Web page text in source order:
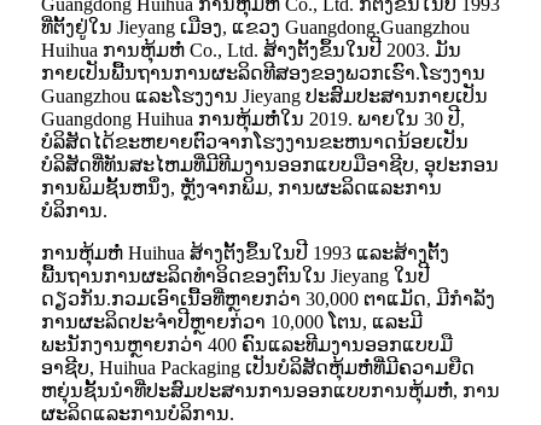
ທີ່​ຕັ້ງ​ຢູ່​ໃນ Jieyang ເມືອງ​, ແຂວງ Guangdong​.Guangzhou
Huihua ການຫຸ້ມຫໍ່ Co., Ltd. ສ້າງຕັ້ງຂຶ້ນໃນປີ 2003. ມັນ
ກາຍເປັນພື້ນຖານການຜະລິດທີສອງຂອງພວກເຮົາ.ໂຮງງານ
Guangzhou ແລະໂຮງງານ Jieyang ປະສົມປະສານກາຍເປັນ
Guangdong Huihua ການຫຸ້ມຫໍ່ໃນ 2019. ພາຍໃນ 30 ປີ,
ບໍລິສັດໄດ້ຂະຫຍາຍຕົວຈາກໂຮງງານຂະຫນາດນ້ອຍເປັນ
ບໍລິສັດທີ່ທັນສະໄຫມທີ່ມີທີມງານອອກແບບມືອາຊີບ, ອຸປະກອນ
ການພິມຊັ້ນຫນຶ່ງ, ຫຼັງຈາກພິມ, ການຜະລິດແລະການ
ບໍລິການ.
ການຫຸ້ມຫໍ່ Huihua ສ້າງຕັ້ງຂຶ້ນໃນປີ 1993 ແລະສ້າງຕັ້ງ
ພື້ນຖານການຜະລິດທໍາອິດຂອງຕົນໃນ Jieyang ໃນປີ
ດຽວກັນ.ກວມເອົາເນື້ອທີ່ຫຼາຍກວ່າ 30,000 ຕາແມັດ, ມີກໍາລັງ
ການຜະລິດປະຈໍາປີຫຼາຍກ່ວາ 10,000 ໂຕນ, ແລະມີ
ພະນັກງານຫຼາຍກວ່າ 400 ຄົນແລະທີມງານອອກແບບມື
ອາຊີບ, Huihua Packaging ເປັນບໍລິສັດຫຸ້ມຫໍ່ທີ່ມີຄວາມຍືດ
ຫຍຸ່ນຊັ້ນນໍາທີ່ປະສົມປະສານການອອກແບບການຫຸ້ມຫໍ່, ການ
ຜະລິດແລະການບໍລິການ.